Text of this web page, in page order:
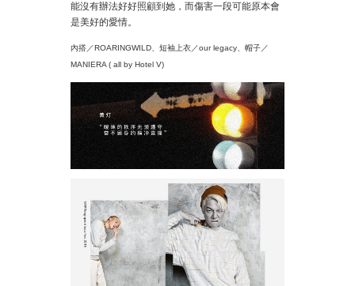
能沒有辦法好好照顧到她，而傷害一段可能原本會
是美好的愛情。
內搭／ROARINGWILD、短袖上衣／our legacy、帽子／
MANIERA ( all by Hotel V)